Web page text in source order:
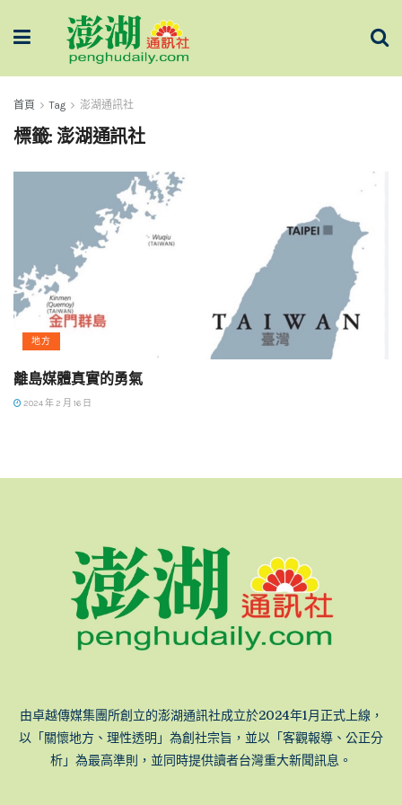
首頁 Tag 澎湖通訊社
標籤:澎湖通訊社
地方
離島媒體真實的勇氣
2024 年 2 月 16 日
由卓越傳媒集團所創立的澎湖通訊社成立於2024年1月正式上線，
以「關懷地方、理性透明」為創社宗旨，並以「客觀報導、公正分
析」為最高準則，並同時提供讀者台灣重大新聞訊息。